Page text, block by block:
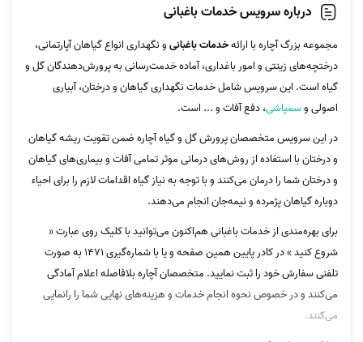
درباره سرویس خدمات باغبانی
مجموعه بزرگ آچاره با ارائهخدمات باغبانیو نگهداری انواع گیاهان آپارتمانی،
درختچه‌های زینتی و امور باغداری، آماده خدمت‌رسانی به پرورش‌دهندگان گل و
گیاه است. این سرویس شامل خدمات نگهداری گیاهان و درختان، آبیاری
اصولی وسمپاشی، دفع آفات و ... است.
در این سرویس متخصصان پرورش گل و گیاه آچاره ضمن تقویت ریشه گیاهان
و درختان با استفاده از روش‌های درمانی موثر تمامی آفات و بیماری‌های گیاهان
و درختان شما را درمان می‌کنند و با توجه به نیاز گیاه اقدامات لازم را برای احیاء
دوباره گیاهان پژمرده و نیمه‌جان انجام می‌دهند.
برای بهره‌مندی از خدمات باغبانی هم‌اکنون می‌توانید با کلیک روی عبارت «
شروع کنید » در کادر پایین همین صفحه و یا با شماره‌گیری 1471 به صورت
تلفنی سفارش خود را ثبت نمایید. متخصصان آچاره بلافاصله اعلام آمادگی
می‌کنند و در خصوص نحوه انجام خدمات و هزینه‌های نهایی شما را رانمایی
می‌کنند.